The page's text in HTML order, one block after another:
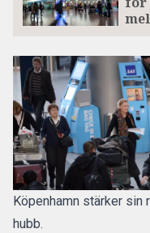
Köpenhamn stärker
hubb.